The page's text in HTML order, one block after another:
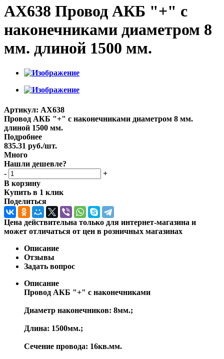
AX638 Провод АКБ "+" с
наконечниками диаметром 8
мм. длиной 1500 мм.
Артикул: AX638
Провод АКБ "+" с наконечниками диаметром 8 мм.
длиной 1500 мм.
Подробнее
835.31 руб./шт.
Много
Нашли дешевле?
-
+
В корзину
Купить в 1 клик
Поделиться
Цена действительна только для интернет-магазина и
может отличаться от цен в розничных магазинах
Описание
Отзывы
Задать вопрос
Описание
Провод АКБ "+" с наконечниками
Диаметр наконечников: 8мм.;
Длина: 1500мм.;
Сечение провода: 16кв.мм.